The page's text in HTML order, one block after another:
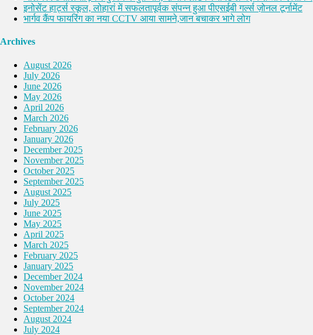
इनोसेंट हार्ट्स स्कूल, लोहारां में सफलतापूर्वक संपन्न हुआ पीएसईबी गर्ल्स ज़ोनल टूर्नामेंट
भार्गव कैंप फायरिंग का नया CCTV आया सामने,जान बचाकर भागे लोग
Archives
August 2026
July 2026
June 2026
May 2026
April 2026
March 2026
February 2026
January 2026
December 2025
November 2025
October 2025
September 2025
August 2025
July 2025
June 2025
May 2025
April 2025
March 2025
February 2025
January 2025
December 2024
November 2024
October 2024
September 2024
August 2024
July 2024